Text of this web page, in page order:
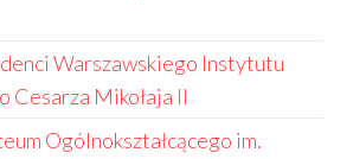
Warszawskiego Instytutu
Cesarza Mikołaja II
Ogólnokształcącego im.